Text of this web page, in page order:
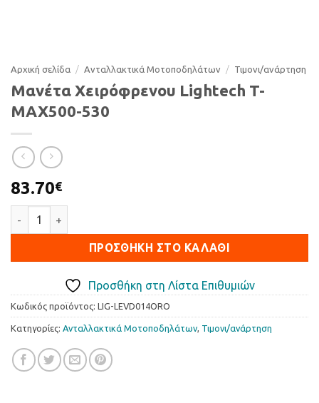
Αρχική σελίδα / Ανταλλακτικά Μοτοποδηλάτων / Τιµονι/ανάρτηση
Μανέτα Χειρόφρενου Lightech T-
MAX500-530
83.70€
ΠΡΟΣΘΉΚΗ ΣΤΟ ΚΑΛΆΘΙ
Προσθήκη στη Λίστα Επιθυμιών
Κωδικός προϊόντος: LIG-LEVD014ORO
Κατηγορίες: Ανταλλακτικά Μοτοποδηλάτων, Τιµονι/ανάρτηση